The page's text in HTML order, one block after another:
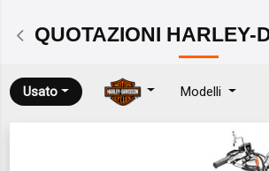
QUOTAZIONI HARLEY-
Usato Modelli